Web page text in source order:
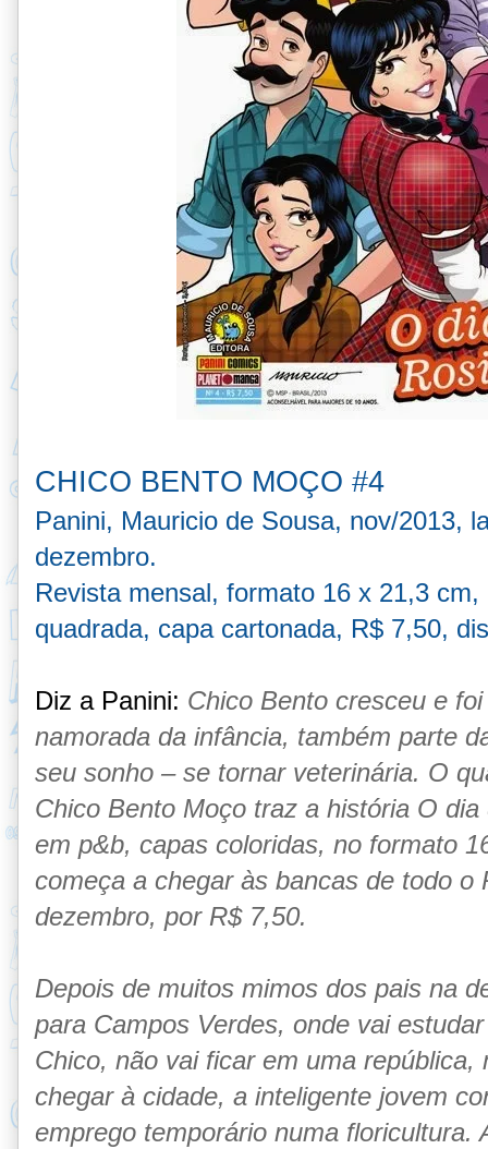
CHICO BENTO MOÇO #4
Panini, Mauricio de Sousa, nov/2013,
dezembro.
Revista mensal, formato 16 x 21,3
quadrada, capa cartonada, R$ 7,50,
Diz a Panini: Chico Bento cresceu e
namorada da infância, também parte
seu sonho – se tornar veterinária. O
Chico Bento Moço traz a história O
em p&b, capas coloridas, no formato
começa a chegar às bancas de todo o
dezembro, por R$ 7,50.
Depois de muitos mimos dos pais na
para Campos Verdes, onde vai
Chico, não vai ficar em uma
chegar à cidade, a inteligente jovem
emprego temporário numa floricultura.